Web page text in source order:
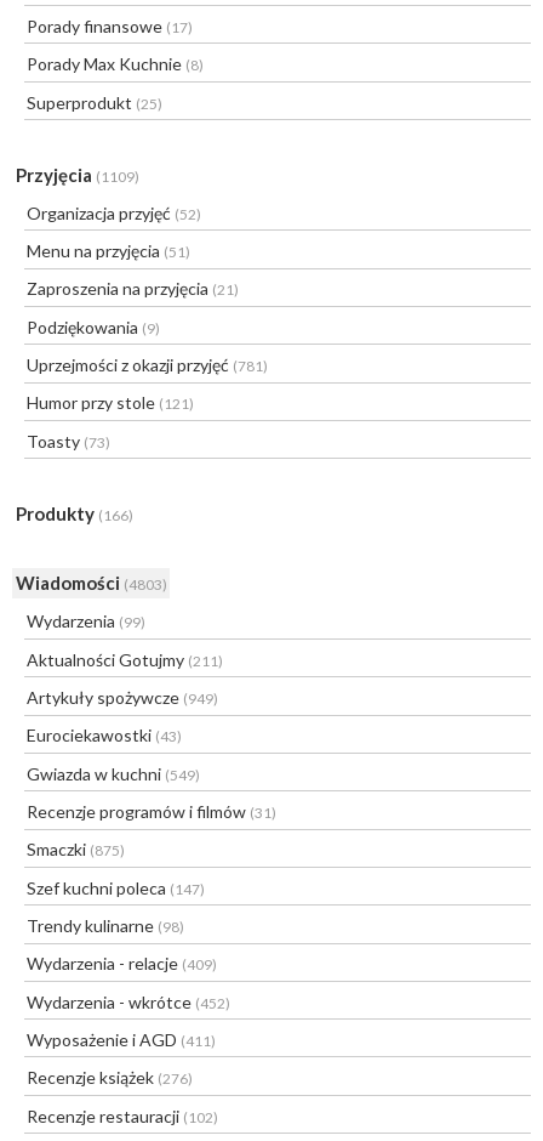
Porady finansowe (17)
Porady Max Kuchnie (8)
Superprodukt (25)
Przyjęcia (1109)
Organizacja przyjęć (52)
Menu na przyjęcia (51)
Zaproszenia na przyjęcia (21)
Podziękowania (9)
Uprzejmości z okazji przyjęć (781)
Humor przy stole (121)
Toasty (73)
Produkty (166)
Wiadomości (4803)
Wydarzenia (99)
Aktualności Gotujmy (211)
Artykuły spożywcze (949)
Eurociekawostki (43)
Gwiazda w kuchni (549)
Recenzje programów i filmów (31)
Smaczki (875)
Szef kuchni poleca (147)
Trendy kulinarne (98)
Wydarzenia - relacje (409)
Wydarzenia - wkrótce (452)
Wyposażenie i AGD (411)
Recenzje książek (276)
Recenzje restauracji (102)